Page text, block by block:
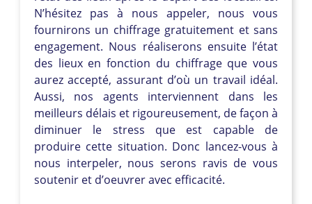
N’hésitez pas à nous appeler, nous vous
fournirons un chiffrage gratuitement et sans
engagement. Nous réaliserons ensuite l’état
des lieux en fonction du chiffrage que vous
aurez accepté, assurant d’où un travail idéal.
Aussi, nos agents interviennent dans les
meilleurs délais et rigoureusement, de façon à
diminuer le stress que est capable de
produire cette situation. Donc lancez-vous à
nous interpeler, nous serons ravis de vous
soutenir et d’oeuvrer avec efficacité.